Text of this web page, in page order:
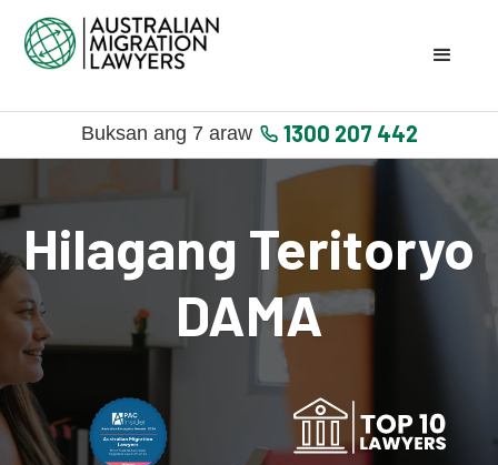
Buksan ang 7 araw 1300 207 442
Hilagang Teritoryo
DAMA